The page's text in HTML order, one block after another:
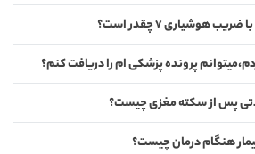
هوشیاری 7 چقدر است؟
پرونده پزشکی ام را دریافت کنم؟
پس از سکته مغزی چیست؟
هنگام درمان چیست؟